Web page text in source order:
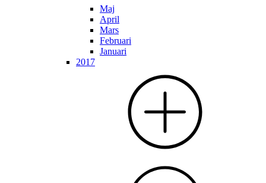
Maj
April
Mars
Februari
Januari
2017